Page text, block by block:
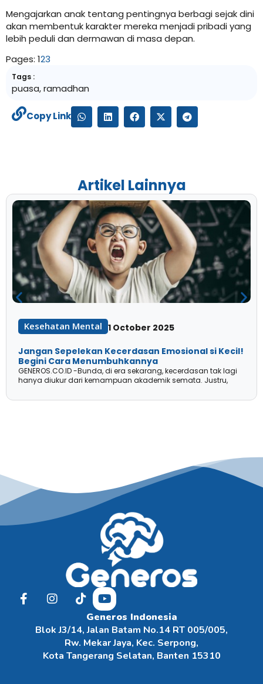
Copy Link
Mengajarkan anak tentang pentingnya berbagi sejak dini
akan membentuk karakter mereka menjadi pribadi yang
lebih peduli dan dermawan di masa depan.
Pages: 123
Tags :
puasa,ramadhan
Artikel Lainnya
Kesehatan Mental 1 October 2025
Jangan Sepelekan Kecerdasan Emosional si Kecil!
Begini Cara Menumbuhkannya
GENEROS.CO.ID -Bunda, di era sekarang, kecerdasan tak lagi
hanya diukur dari kemampuan akademik semata. Justru,
Generos Indonesia
Blok J3/14, Jalan Batam No.14 RT 005/005,
Rw. Mekar Jaya, Kec. Serpong,
Kota Tangerang Selatan, Banten 15310